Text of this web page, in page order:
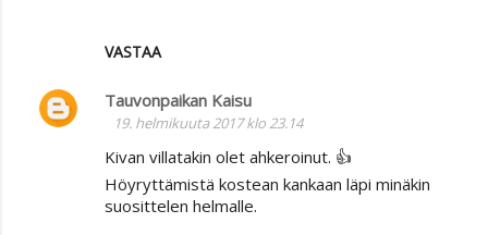
VASTAA
Tauvonpaikan Kaisu
19. helmikuuta 2017 klo 23.14
Kivan villatakin olet ahkeroinut. 👍
Höyryttämistä kostean kankaan läpi minäkin
suosittelen helmalle.